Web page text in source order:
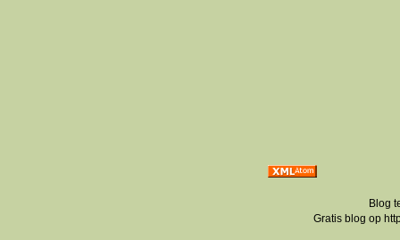
Blog
Gratis blog op